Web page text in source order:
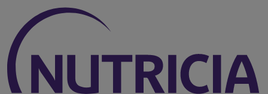
Over de inhoud van de pagina